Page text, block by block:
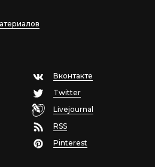
Вконтакте
Twitter
Livejournal
RSS
Pinterest